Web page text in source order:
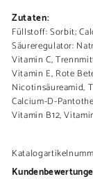
Zutaten:
Füllstoff: Sorbit;
Säureregulator:
Vitamin C,
Vitamin E, Rote
Nicotinsäureamid,
Calcium-D-
Vitamin B12,